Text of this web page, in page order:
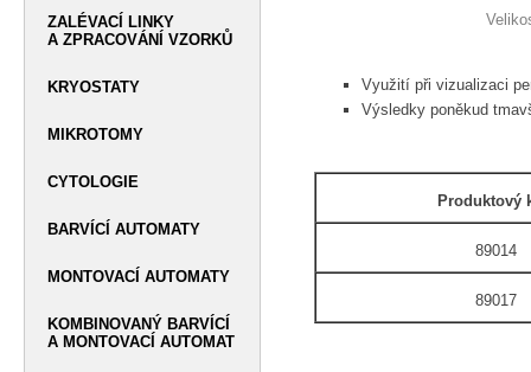
Využití při vizualizaci
Výsledky poněkud
Produktový
89014
89017
ZALÉVACÍ LINKY
A ZPRACOVÁNÍ VZORKŮ
KRYOSTATY
MIKROTOMY
CYTOLOGIE
BARVÍCÍ AUTOMATY
MONTOVACÍ AUTOMATY
KOMBINOVANÝ BARVÍCÍ
A MONTOVACÍ AUTOMAT